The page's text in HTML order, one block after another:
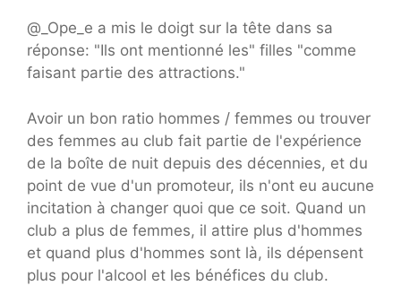
@_Ope_e a mis le doigt sur la tête dans sa
réponse: "Ils ont mentionné les" filles "comme
faisant partie des attractions."
Avoir un bon ratio hommes / femmes ou trouver
des femmes au club fait partie de l'expérience
de la boîte de nuit depuis des décennies, et du
point de vue d'un promoteur, ils n'ont eu aucune
incitation à changer quoi que ce soit. Quand un
club a plus de femmes, il attire plus d'hommes
et quand plus d'hommes sont là, ils dépensent
plus pour l'alcool et les bénéfices du club.